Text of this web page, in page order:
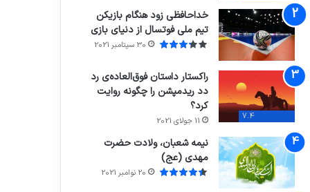
خداحافظی زود هنگام بازیکن
تیم ملی فوتسال از دنیای بازی
30 سپتامبر 2021
7.4
راکستار داستان فوق‌العاده‌ی رد
دد ریدمپشن را چگونه روایت
کرد؟
11 جولای 2021
نیمه شعبان، ولادت حضرت
مهدی (عج)
20 نوامبر 2021